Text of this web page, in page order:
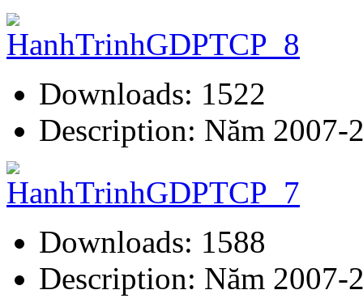
Downloads: 1522
Description: Năm 2007-
Downloads: 1588
Description: Năm 2007-